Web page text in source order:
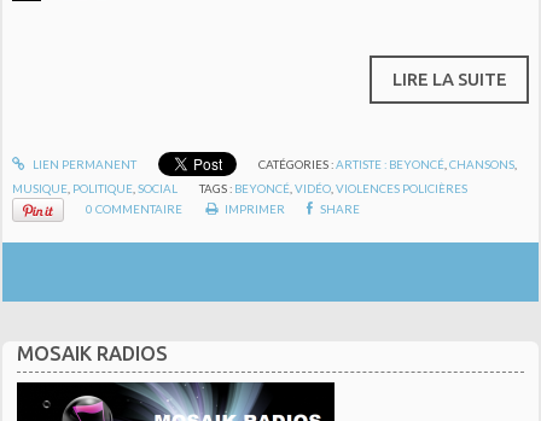
LIRE LA SUITE
LIEN PERMANENT CATÉGORIES :ARTISTE : BEYONCÉ ,CHANSONS
MUSIQUE POLITIQUE ,SOCIAL TAGS : BEYONCÉ ,VIDÉO ,VIOLENCES POLICIÈRES
0 COMMENTAIRE IMPRIMER SHARE
MOSAIK RADIOS